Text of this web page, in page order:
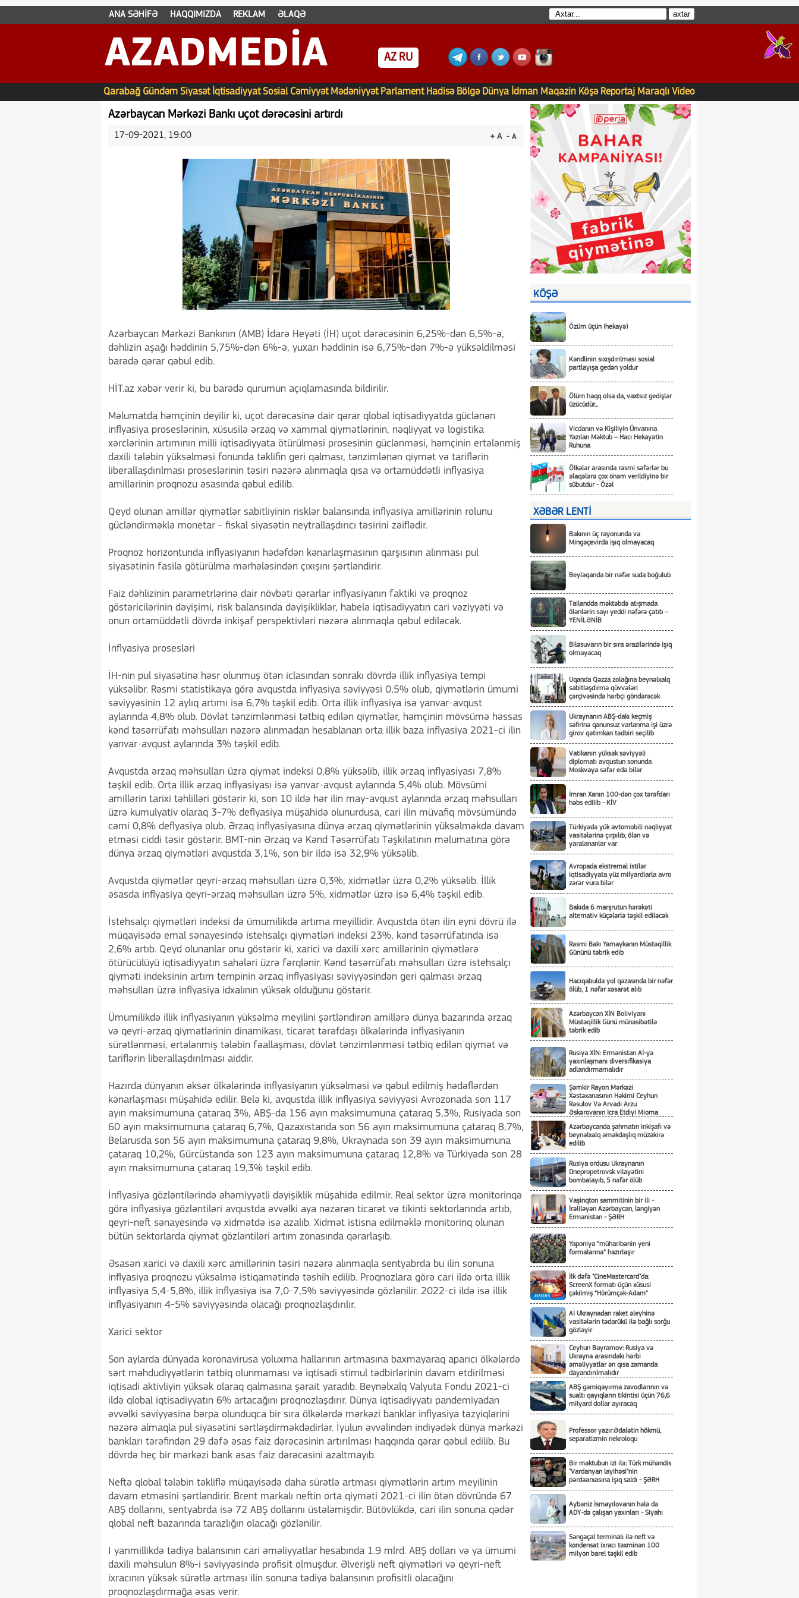
ANA SƏHİFƏ HAQQIMIZDA REKLAM ƏLAQƏ
AZADMEDIA AZ RU
Qarabağ Gündəm Siyasət İqtisadiyyat Sosial Cəmiyyət Mədəniyyət Parlament Hadisə Bölgə Dünya İdman Maqazin Köşə Reportaj Maraqlı Video
Azərbaycan Mərkəzi Bankı uçot dərəcəsini artırdı
+ A - A
17-09-2021, 19:00
Azərbaycan Mərkəzi Bankının (AMB) İdarə Heyəti (İH) uçot dərəcəsinin 6,25%-dən 6,5%-ə,
dəhlizin aşağı həddinin 5,75%-dən 6%-ə, yuxarı həddinin isə 6,75%-dən 7%-ə yüksəldilməsi
barədə qərar qəbul edib.
HİT.az xəbər verir ki, bu barədə qurumun açıqlamasında bildirilir.
Məlumatda həmçinin deyilir ki, uçot dərəcəsinə dair qərar qlobal iqtisadiyyatda güclənən
inflyasiya proseslərinin, xüsusilə ərzaq və xammal qiymətlərinin, nəqliyyat və logistika
xərclərinin artımının milli iqtisadiyyata ötürülməsi prosesinin güclənməsi, həmçinin ertələnmiş
daxili tələbin yüksəlməsi fonunda təklifin geri qalması, tənzimlənən qiymət və tariflərin
liberallaşdırılması proseslərinin təsiri nəzərə alınmaqla qısa və ortamüddətli inflyasiya
amillərinin proqnozu əsasında qəbul edilib.
Qeyd olunan amillər qiymətlər sabitliyinin risklər balansında inflyasiya amillərinin rolunu
gücləndirməklə monetar - fiskal siyasətin neytrallaşdırıcı təsirini zəiflədir.
Proqnoz horizontunda inflyasiyanın hədəfdən kənarlaşmasının qarşısının alınması pul
siyasətinin fasilə götürülmə mərhələsindən çıxışını şərtləndirir.
Faiz dəhlizinin parametrlərinə dair növbəti qərarlar inflyasiyanın faktiki və proqnoz
göstəricilərinin dəyişimi, risk balansında dəyişikliklər, habelə iqtisadiyyatın cari vəziyyəti və
onun ortamüddətli dövrdə inkişaf perspektivləri nəzərə alınmaqla qəbul ediləcək.
İnflyasiya prosesləri
İH-nin pul siyasətinə həsr olunmuş ötən iclasından sonrakı dövrdə illik inflyasiya tempi
yüksəlibr. Rəsmi statistikaya görə avqustda inflyasiya səviyyəsi 0,5% olub, qiymətlərin ümumi
səviyyəsinin 12 aylıq artımı isə 6,7% təşkil edib. Orta illik inflyasiya isə yanvar-avqust
aylarında 4,8% olub. Dövlət tənzimlənməsi tətbiq edilən qiymətlər, həmçinin mövsümə həssas
kənd təsərrüfatı məhsulları nəzərə alınmadan hesablanan orta illik baza inflyasiya 2021-ci ilin
yanvar-avqust aylarında 3% təşkil edib.
Avqustda ərzaq məhsulları üzrə qiymət indeksi 0,8% yüksəlib, illik ərzaq inflyasiyası 7,8%
təşkil edib. Orta illik ərzaq inflyasiyası isə yanvar-avqust aylarında 5,4% olub. Mövsümi
amillərin tarixi təhlilləri göstərir ki, son 10 ildə hər ilin may-avqust aylarında ərzaq məhsulları
üzrə kumulyativ olaraq 3-7% deflyasiya müşahidə olunurdusa, cari ilin müvafiq mövsümündə
cəmi 0,8% deflyasiya olub. Ərzaq inflyasiyasına dünya ərzaq qiymətlərinin yüksəlməkdə davam
etməsi ciddi təsir göstərir. BMT-nin Ərzaq və Kənd Təsərrüfatı Təşkilatının məlumatına görə
dünya ərzaq qiymətləri avqustda 3,1%, son bir ildə isə 32,9% yüksəlib.
Avqustda qiymətlər qeyri-ərzaq məhsulları üzrə 0,3%, xidmətlər üzrə 0,2% yüksəlib. İllik
əsasda inflyasiya qeyri-ərzaq məhsulları üzrə 5%, xidmətlər üzrə isə 6,4% təşkil edib.
İstehsalçı qiymətləri indeksi də ümumilikdə artıma meyillidir. Avqustda ötən ilin eyni dövrü ilə
müqayisədə emal sənayesində istehsalçı qiymətləri indeksi 23%, kənd təsərrüfatında isə
2,6% artıb. Qeyd olunanlar onu göstərir ki, xarici və daxili xərc amillərinin qiymətlərə
ötürücülüyü iqtisadiyyatın sahələri üzrə fərqlənir. Kənd təsərrüfatı məhsulları üzrə istehsalçı
qiyməti indeksinin artım tempinin ərzaq inflyasiyası səviyyəsindən geri qalması ərzaq
məhsulları üzrə inflyasiya idxalının yüksək olduğunu göstərir.
Ümumilikdə illik inflyasiyanın yüksəlmə meyilini şərtləndirən amillərə dünya bazarında ərzaq
və qeyri-ərzaq qiymətlərinin dinamikası, ticarət tərəfdaşı ölkələrində inflyasiyanın
sürətlənməsi, ertələnmiş tələbin fəallaşması, dövlət tənzimlənməsi tətbiq edilən qiymət və
tariflərin liberallaşdırılması aiddir.
Hazırda dünyanın əksər ölkələrində inflyasiyanın yüksəlməsi və qəbul edilmiş hədəflərdən
kənarlaşması müşahidə edilir. Belə ki, avqustda illik inflyasiya səviyyəsi Avrozonada son 117
ayın maksimumuna çataraq 3%, ABŞ-da 156 ayın maksimumuna çataraq 5,3%, Rusiyada son
60 ayın maksimumuna çataraq 6,7%, Qazaxıstanda son 56 ayın maksimumuna çataraq 8,7%,
Belarusda son 56 ayın maksimumuna çataraq 9,8%, Ukraynada son 39 ayın maksimumuna
çataraq 10,2%, Gürcüstanda son 123 ayın maksimumuna çataraq 12,8% və Türkiyədə son 28
ayın maksimumuna çataraq 19,3% təşkil edib.
İnflyasiya gözləntilərində əhəmiyyətli dəyişiklik müşahidə edilmir. Real sektor üzrə monitorinqə
görə inflyasiya gözləntiləri avqustda əvvəlki aya nəzərən ticarət və tikinti sektorlarında artıb,
qeyri-neft sənayesində və xidmətdə isə azalıb. Xidmət istisna edilməklə monitorinq olunan
bütün sektorlarda qiymət gözləntiləri artım zonasında qərarlaşıb.
Əsasən xarici və daxili xərc amillərinin təsiri nəzərə alınmaqla sentyabrda bu ilin sonuna
inflyasiya proqnozu yüksəlmə istiqamətində təshih edilib. Proqnozlara görə cari ildə orta illik
inflyasiya 5,4-5,8%, illik inflyasiya isə 7,0-7,5% səviyyəsində gözlənilir. 2022-ci ildə isə illik
inflyasiyanın 4-5% səviyyəsində olacağı proqnozlaşdırılır.
Xarici sektor
Son aylarda dünyada koronavirusa yoluxma hallarının artmasına baxmayaraq aparıcı ölkələrdə
sərt məhdudiyyətlərin tətbiq olunmaması və iqtisadi stimul tədbirlərinin davam etdirilməsi
iqtisadi aktivliyin yüksək olaraq qalmasına şərait yaradıb. Beynəlxalq Valyuta Fondu 2021-ci
ildə qlobal iqtisadiyyatın 6% artacağını proqnozlaşdırır. Dünya iqtisadiyyatı pandemiyadan
əvvəlki səviyyəsinə bərpa olunduqca bir sıra ölkələrdə mərkəzi banklar inflyasiya təzyiqlərini
nəzərə almaqla pul siyasətini sərtləşdirməkdədirlər. İyulun əvvəlindən indiyədək dünya mərkəzi
bankları tərəfindən 29 dəfə əsas faiz dərəcəsinin artırılması haqqında qərar qəbul edilib. Bu
dövrdə heç bir mərkəzi bank əsas faiz dərəcəsini azaltmayıb.
Neftə qlobal tələbin təkliflə müqayisədə daha sürətlə artması qiymətlərin artım meyilinin
davam etməsini şərtləndirir. Brent markalı neftin orta qiyməti 2021-ci ilin ötən dövründə 67
ABŞ dollarını, sentyabrda isə 72 ABŞ dollarını üstələmişdir. Bütövlükdə, cari ilin sonuna qədər
qlobal neft bazarında tarazlığın olacağı gözlənilir.
I yarımillikdə tədiyə balansının cari əməliyyatlar hesabında 1.9 mlrd. ABŞ dolları və ya ümumi
daxili məhsulun 8%-i səviyyəsində profisit olmuşdur. Əlverişli neft qiymətləri və qeyri-neft
ixracının yüksək sürətlə artması ilin sonuna tədiyə balansının profisitli olacağını
proqnozlaşdırmağa əsas verir.
KÖŞƏ
Özüm üçün (hekayə)
Kəndlinin sıxışdırılması sosial
partlayışa gedən yoldur
Ölüm haqq olsa da, vaxtsız gedişlər
üzücüdür...
Vicdanın və Kişiliyin Ünvanına
Yazılan Məktub – Hacı Hekayətin
Ruhuna
Ölkələr arasında rəsmi səfərlər bu
əlaqələrə çox önəm verildiyinə bir
sübutdur - Özəl
XƏBƏR LENTİ
Bakının üç rayonunda və
Mingəçevirdə işıq olmayacaq
Beyləqanda bir nəfər suda boğulub
Tailandda məktəbdə atışmada
ölənlərin sayı yeddi nəfərə çatıb –
YENİLƏNİB
Biləsuvarın bir sıra ərazilərində işıq
olmayacaq
Uqanda Qəzza zolağına beynəlxalq
sabitləşdirmə qüvvələri
çərçivəsində hərbçi göndərəcək
Ukraynanın ABŞ-dakı keçmiş
səfirinə qanunsuz varlanma işi üzrə
girov qətimkan tədbiri seçilib
Vatikanın yüksək səviyyəli
diplomatı avqustun sonunda
Moskvaya səfər edə bilər
İmran Xanın 100-dən çox tərəfdarı
həbs edilib - KİV
Türkiyədə yük avtomobili nəqliyyat
vasitələrinə çırpılıb, ölən və
yaralananlar var
Avropada ekstremal istilər
iqtisadiyyata yüz milyardlarla avro
zərər vura bilər
Bakıda 6 marşrutun hərəkəti
alternativ küçələrlə təşkil ediləcək
Rəsmi Bakı Yamaykanın Müstəqillik
Gününü təbrik edib
Hacıqabulda yol qəzasında bir nəfər
ölüb, 1 nəfər xəsarət alıb
Azərbaycan XİN Boliviyanı
Müstəqillik Günü münasibətilə
təbrik edib
Rusiya XİN: Ermənistan Aİ-yə
yaxınlaşmanı diversifikasiya
adlandırmamalıdır
Şəmkir Rayon Mərkəzi
Xəstəxanasının Həkimi Ceyhun
Rəsulov Və Arvadı Arzu
Əskərovanın Icra Etdiyi Mioma
Ölümü Ilə Bağlı Şəmkir Rayon
Prokrurluğunda Araşdırma Aparılır
Azərbaycanda şahmatın inkişafı və
beynəlxalq əməkdaşlıq müzakirə
edilib
Rusiya ordusu Ukraynanın
Dnepropetrovsk vilayətini
bombalayıb, 5 nəfər ölüb
Vaşinqton sammitinin bir ili -
İrəliləyən Azərbaycan, ləngiyən
Ermənistan - ŞƏRH
Yaponiya “müharibənin yeni
formalarına” hazırlaşır
İlk dəfə "CineMastercard"da:
ScreenX formatı üçün xüsusi
çəkilmiş “Hörümçək-Adam”
Aİ Ukraynadan raket əleyhinə
vasitələrin tədarükü ilə bağlı sorğu
gözləyir
Ceyhun Bayramov: Rusiya və
Ukrayna arasındakı hərbi
əməliyyatlar ən qısa zamanda
dayandırılmalıdır
ABŞ gəmiqayırma zavodlarının və
sualtı qayıqların tikintisi üçün 76,6
milyard dollar ayıracaq
Professor yazır:Ədalətin hökmü,
separatizmin nekroloqu
Bir məktubun izi ilə: Türk mühəndis
"Vardanyan layihəsi"nin
pərdəarxasına işıq saldı - ŞƏRH
Aybəniz İsmayılovanın hələ də
ADY-də çalışan yaxınları - Siyahı
Səngəçal terminalı ilə neft və
kondensat ixracı təxminən 100
milyon barel təşkil edib